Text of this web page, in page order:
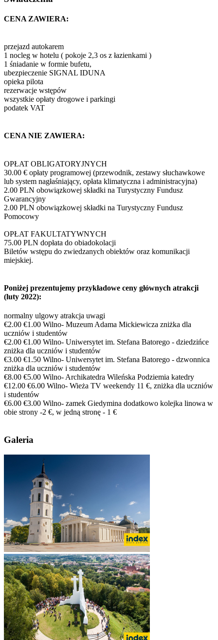
CENA ZAWIERA:
przejazd autokarem
1 nocleg w hotelu ( pokoje 2,3 os z łazienkami )
1 śniadanie w formie bufetu,
ubezpieczenie SIGNAL IDUNA
opieka pilota
rezerwacje wstępów
wszystkie opłaty drogowe i parkingi
podatek VAT
CENA NIE ZAWIERA:
OPŁAT OBLIGATORYJNYCH
30.00 € opłaty programowej (przewodnik, zestawy słuchawkowe
lub system nagłaśniający, opłata klimatyczna i administracyjna)
2.00 PLN obowiązkowej składki na Turystyczny Fundusz
Gwarancyjny
2.00 PLN obowiązkowej składki na Turystyczny Fundusz
Pomocowy
OPŁAT FAKULTATYWNYCH
75.00 PLN dopłata do obiadokolacji
Biletów wstępu do zwiedzanych obiektów oraz komunikacji
miejskiej.
Poniżej prezentujemy przykładowe ceny głównych atrakcji
(luty 2022):
normalny ulgowy atrakcja uwagi
€2.00 €1.00 Wilno- Muzeum Adama Mickiewicza zniżka dla
uczniów i studentów
€2.00 €1.00 Wilno- Uniwersytet im. Stefana Batorego - dziedzińce
zniżka dla uczniów i studentów
€3.00 €1.50 Wilno- Uniwersytet im. Stefana Batorego - dzwonnica
zniżka dla uczniów i studentów
€8.00 €5.00 Wilno- Archikatedra Wileńska Podziemia katedry
€12.00 €6.00 Wilno- Wieża TV weekendy 11 €, zniżka dla uczniów
i studentów
€6.00 €3.00 Wilno- zamek Giedymina dodatkowo kolejka linowa w
obie strony -2 €, w jedną stronę - 1 €
Galeria